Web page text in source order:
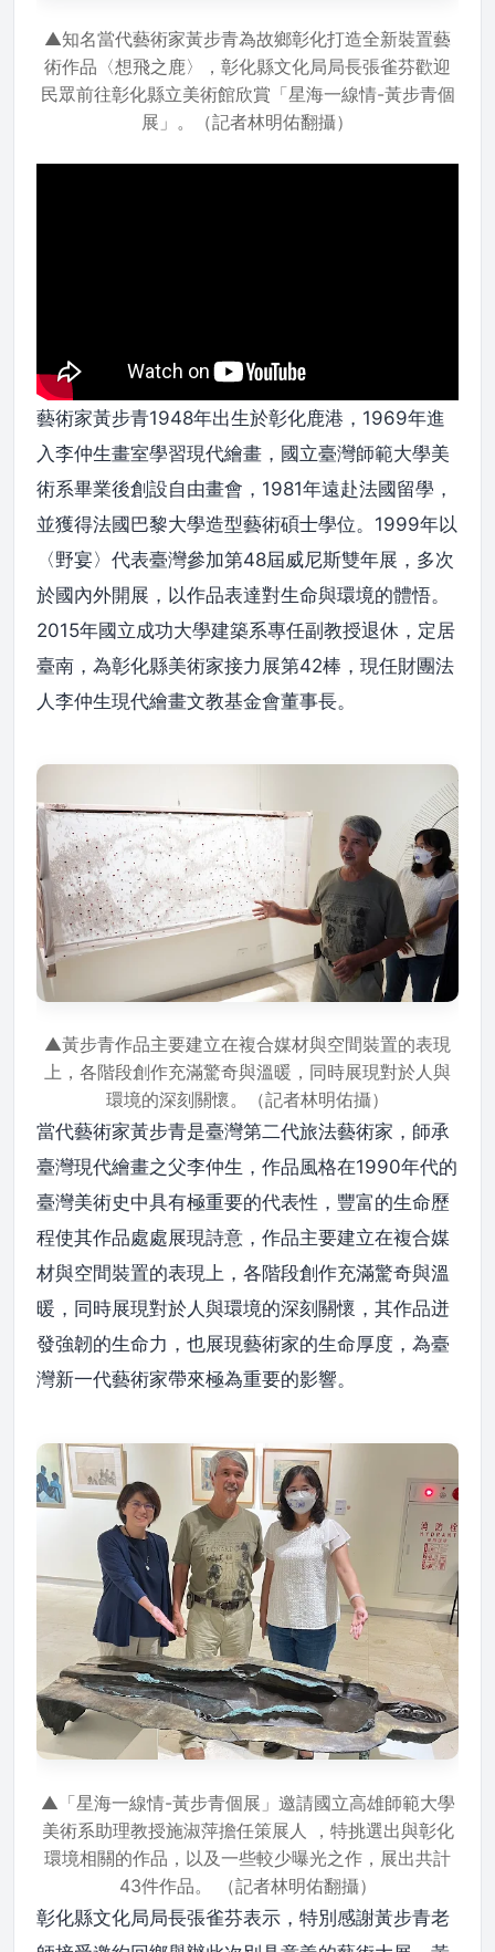
▲知名當代藝術家黃步青為故鄉彰化打造全新裝置藝
術作品〈想飛之鹿〉，彰化縣文化局局長張雀芬歡迎
民眾前往彰化縣立美術館欣賞「星海一線情-黃步青個
展」。（記者林明佑翻攝）
藝術家黃步青1948年出生於彰化鹿港，1969年進
入李仲生畫室學習現代繪畫，國立臺灣師範大學美
術系畢業後創設自由畫會，1981年遠赴法國留學，
並獲得法國巴黎大學造型藝術碩士學位。1999年以
〈野宴〉代表臺灣參加第48屆威尼斯雙年展，多次
於國內外開展，以作品表達對生命與環境的體悟。
2015年國立成功大學建築系專任副教授退休，定居
臺南，為彰化縣美術家接力展第42棒，現任財團法
人李仲生現代繪畫文教基金會董事長。
▲黃步青作品主要建立在複合媒材與空間裝置的表現
上，各階段創作充滿驚奇與溫暖，同時展現對於人與
環境的深刻關懷。（記者林明佑攝）
當代藝術家黃步青是臺灣第二代旅法藝術家，師承
臺灣現代繪畫之父李仲生，作品風格在1990年代的
臺灣美術史中具有極重要的代表性，豐富的生命歷
程使其作品處處展現詩意，作品主要建立在複合媒
材與空間裝置的表現上，各階段創作充滿驚奇與溫
暖，同時展現對於人與環境的深刻關懷，其作品迸
發強韌的生命力，也展現藝術家的生命厚度，為臺
灣新一代藝術家帶來極為重要的影響。
▲「星海一線情-黃步青個展」邀請國立高雄師範大學
美術系助理教授施淑萍擔任策展人 ，特挑選出與彰化
環境相關的作品，以及一些較少曝光之作，展出共計
43件作品。 （記者林明佑翻攝）
彰化縣文化局局長張雀芬表示，特別感謝黃步青老